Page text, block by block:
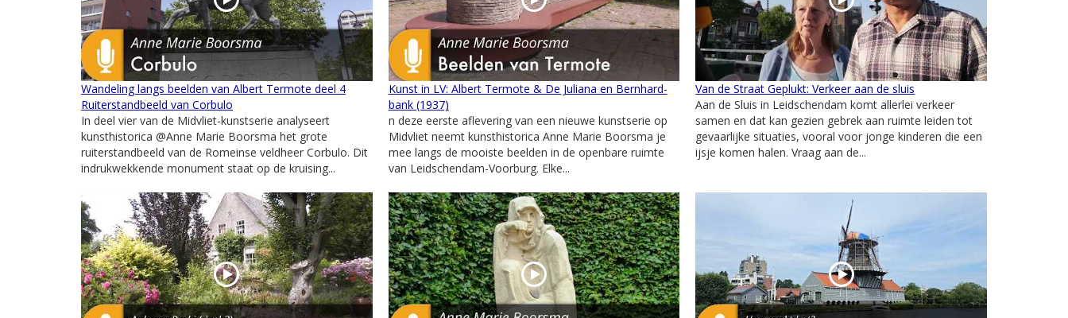
Wandeling langs beelden van Albert Termote deel 4
Ruiterstandbeeld van Corbulo
In deel vier van de Midvliet-kunstserie analyseert
kunsthistorica @Anne Marie Boorsma het grote
ruiterstandbeeld van de Romeinse veldheer Corbulo. Dit
indrukwekkende monument staat op de kruising...
Kunst in LV: Albert Termote & De Juliana en Bernhard-
bank (1937)
n deze eerste aflevering van een nieuwe kunstserie op
Midvliet neemt kunsthistorica Anne Marie Boorsma je
mee langs de mooiste beelden in de openbare ruimte
van Leidschendam-Voorburg. Elke...
Van de Straat Geplukt: Verkeer aan de sluis
Aan de Sluis in Leidschendam komt allerlei verkeer
samen en dat kan gezien gebrek aan ruimte leiden tot
gevaarlijke situaties, vooral voor jonge kinderen die een
ijsje komen halen. Vraag aan de...